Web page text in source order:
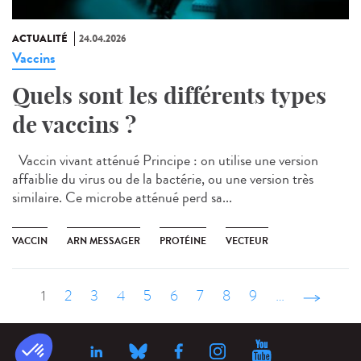
ACTUALITÉ 24.04.2026
Vaccins
Quels sont les différents types
de vaccins ?
Vaccin vivant atténué Principe : on utilise une version
affaiblie du virus ou de la bactérie, ou une version très
similaire. Ce microbe atténué perd sa...
VACCIN ARN MESSAGER PROTÉINE VECTEUR
1 2 3 4 5 6 7 8 9 … suivant ›